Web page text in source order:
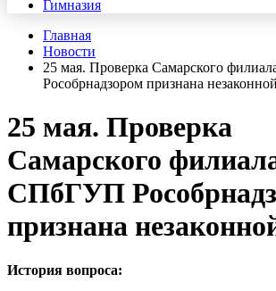
Гимназия
Главная
Новости
25 мая. Проверка Самарского
Рособрнадзором признана
25 мая. Проверка
Самарского
СПбГУП
признана
История вопроса: